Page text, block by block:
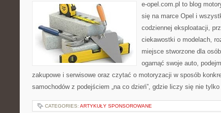
e-opel.com.pl to blog
się na marce Opel i
codziennej eksploatacji,
ciekawostki o modelach,
miejsce stworzone dla
ogarnąć swoje auto,
zakupowe i serwisowe oraz czytać o motoryzacji w sposób
samochodów z podejściem „na co dzień”, gdzie liczy się nie
CATEGORIES: ARTYKUŁY SPONSOROWANE